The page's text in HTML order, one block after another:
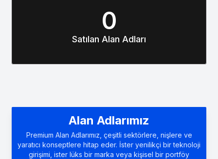
0
Satılan Alan Adları
Alan Adlarımız
Premium Alan Adlarımız, çeşitli sektörlere, nişlere ve
yaratıcı konseptlere hitap eder. İster yenilikçi bir teknoloji
girişimi, ister lüks bir marka veya kişisel bir portföy